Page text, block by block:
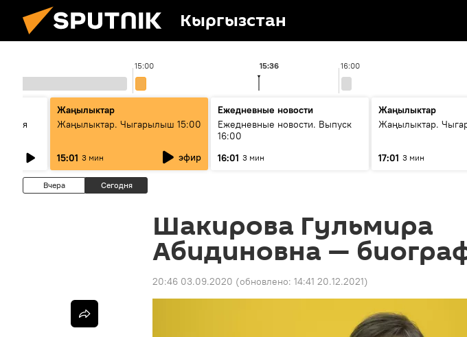
Кыргызстан
15:00 16:00
15:36
Жаңылыктар
Жаңылыктар. Чыгарылыш 15:00
15:01 3 мин эфир
Ежедневные новости
Ежедневные новости. Выпуск
16:00
16:01 3 мин
Жаңылыктар
Жаңылыктар.
17:01 3 мин
Вчера Сегодня
Шакирова Гульмира
Абидиновна —
20:46 03.09.2020 (обновлено: 14:41 20.12.2021)